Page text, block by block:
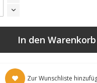
In den Warenkorb
Zur Wunschliste